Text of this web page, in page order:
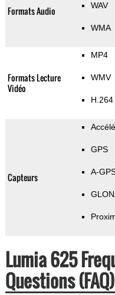
Formats Audio WAV
WMA
Formats Lecture
Vidéo
MP4
WMV
H.264
Capteurs
GPS
A-
Lumia 625
Questions (FAQ)